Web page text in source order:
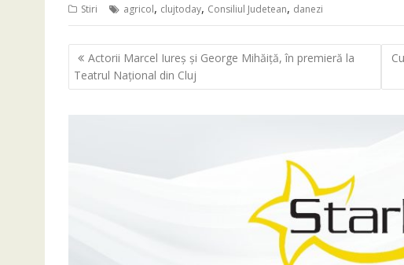
Stiri agricol, clujtoday, Consiliul Judetean, danezi
Navigare
în
articole
Actorii Marcel Iureş şi George Mihăiţă, în premieră la
Teatrul Naţional din Cluj